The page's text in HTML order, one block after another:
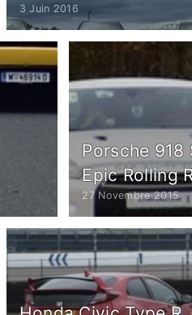
3 Juin 2016
Porsche 918
Epic Rolling
27 Novembre 2015